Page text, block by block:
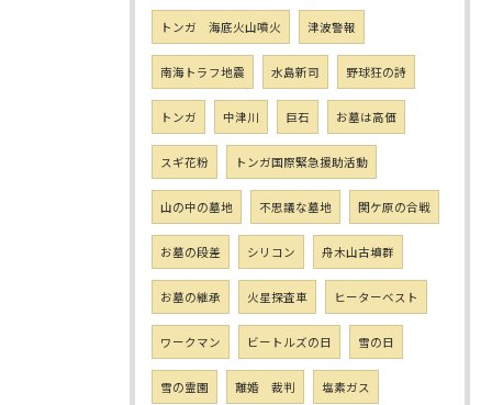
トンガ 海底火山噴火 津波警報
南海トラフ地震 水島新司 野球狂の詩
トンガ 中津川 巨石 お墓は高価
スギ花粉 トンガ国際緊急援助活動
山の中の墓地 不思議な墓地 関ケ原の合戦
お墓の段差 シリコン 舟木山古墳群
お墓の継承 火星探査車 ヒーターベスト
ワークマン ビートルズの日 雪の日
雪の霊園 離婚 裁判 塩素ガス